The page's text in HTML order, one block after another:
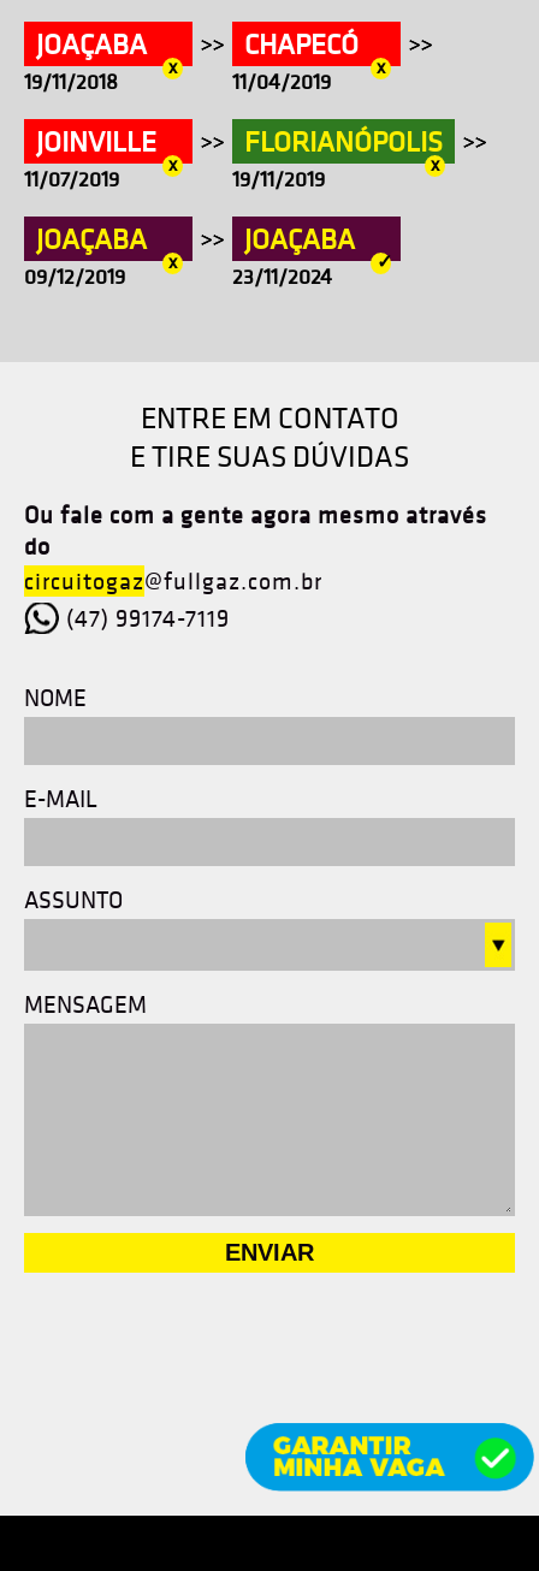
x
JOAÇABA
19/11/2018
x
CHAPECÓ
11/04/2019
x
JOINVILLE
11/07/2019
x
FLORIANÓPOLIS
19/11/2019
x
JOAÇABA
09/12/2019
✓
JOAÇABA
23/11/2024
ENTRE EM CONTATO
E TIRE SUAS DÚVIDAS
Ou fale com a gente agora mesmo através
do
circuitogaz@fullgaz.com.br
(47) 99174-7119
NOME
E-MAIL
ASSUNTO
MENSAGEM